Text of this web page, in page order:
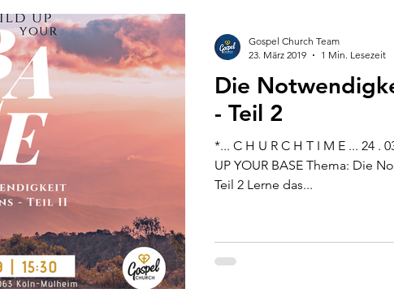
Die
- Teil 2
*... C H U R C H T I M E ... 24 .
UP YOUR BASE Thema: Die
Teil 2 Lerne das...
Gospel Church Team
23. März 2019
1 Min. Lesezeit